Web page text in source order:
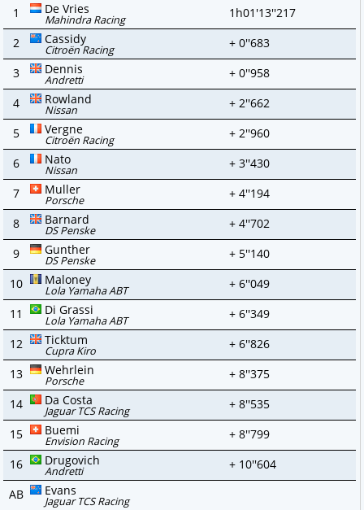
1
De Vries
Mahindra Racing
1h01'13''217
2
Cassidy
Citroën Racing
+ 0''683
3
Dennis
Andretti
+ 0''958
4
Rowland
Nissan
+ 2''662
5
Vergne
Citroën Racing
+ 2''960
6
Nato
Nissan
+ 3''430
7
Muller
Porsche
+ 4''194
8
Barnard
DS Penske
+ 4''702
9
Gunther
DS Penske
+ 5''140
10
Maloney
Lola Yamaha ABT
+ 6''049
11
Di Grassi
Lola Yamaha ABT
+ 6''349
12
Ticktum
Cupra Kiro
+ 6''826
13
Wehrlein
Porsche
+ 8''375
14
Da Costa
Jaguar TCS Racing
+ 8''535
15
Buemi
Envision Racing
+ 8''799
16
Drugovich
Andretti
+ 10''604
AB
Evans
Jaguar TCS Racing